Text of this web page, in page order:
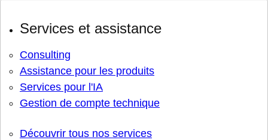
Services et assistance
Consulting
Assistance pour les produits
Services pour l'IA
Gestion de compte technique
Découvrir tous nos services